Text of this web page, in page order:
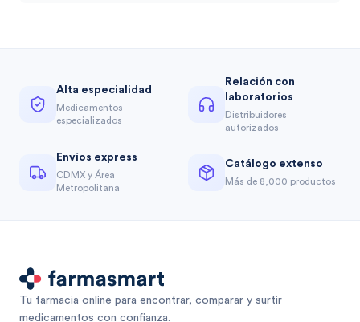
Alta especialidad
Medicamentos
especializados
Relación con
laboratorios
Distribuidores
autorizados
Envíos express
CDMX y Área
Metropolitana
Catálogo extenso
Más de 8,000 productos
Tu farmacia online para encontrar, comparar y surtir
medicamentos con confianza.